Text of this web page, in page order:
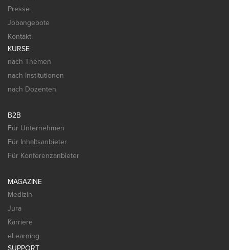
Presse
Jobangebote
Kontakt
KURSE
nach Themen
nach Institutionen
nach Dozenten
B2B
Für Unternehmen
Für Inhaltsanbieter
Für Konferenzanbieter
MAGAZINE
Medizin
Jura
Karriere
eLearning
SUPPORT